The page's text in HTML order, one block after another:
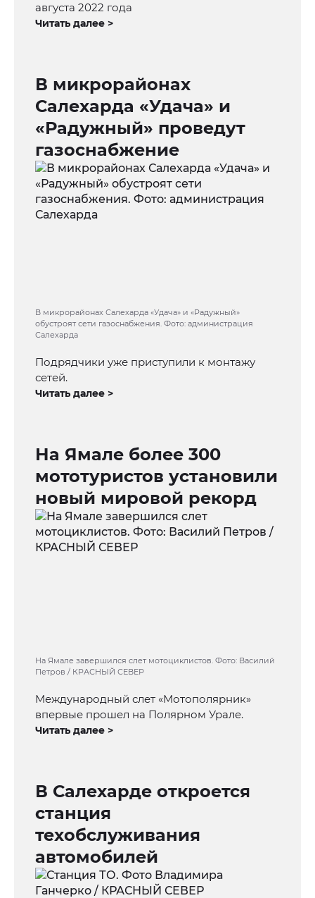
августа 2022 года
Читать далее >
В микрорайонах
Салехарда «Удача» и
«Радужный» проведут
газоснабжение
В микрорайонах Салехарда «Удача» и «Радужный»
обустроят сети газоснабжения. Фото: администрация
Салехарда
Подрядчики уже приступили к монтажу
сетей.
Читать далее >
На Ямале более 300
мототуристов установили
новый мировой рекорд
На Ямале завершился слет мотоциклистов. Фото: Василий
Петров / КРАСНЫЙ СЕВЕР
Международный слет «Мотополярник»
впервые прошел на Полярном Урале.
Читать далее >
В Салехарде откроется
станция
техобслуживания
автомобилей